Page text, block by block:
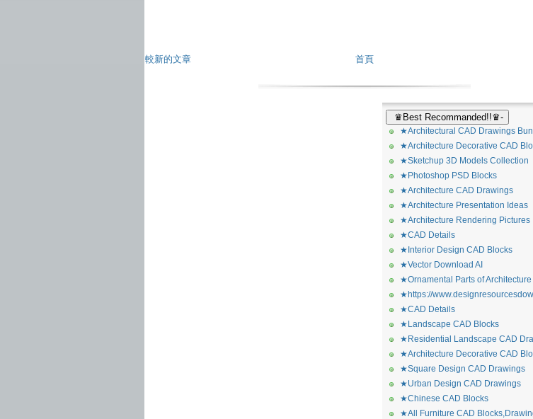
較新的文章 首頁
♛Best Recommanded!!♛-
★Architectural CAD Drawings
★Architecture Decorative CAD
★Sketchup 3D Models Collection
★Photoshop PSD Blocks
★Architecture CAD Drawings
★Architecture Presentation Ideas
★Architecture Rendering Pictures
★CAD Details
★Interior Design CAD Blocks
★Vector Download AI
★Ornamental Parts of Architecture
★https://
★CAD Details
★Landscape CAD Blocks
★Residential Landscape CAD
★Architecture Decorative CAD
★Square Design CAD Drawings
★Urban Design CAD Drawings
★Chinese CAD Blocks
★All Furniture CAD